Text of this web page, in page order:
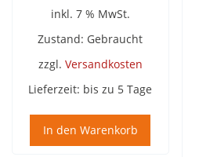
inkl. 7 % MwSt.
Zustand: Gebraucht
zzgl. Versandkosten
Lieferzeit: bis zu 5 Tage
In den Warenkorb